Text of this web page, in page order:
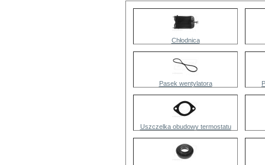
Chłodnica
Pasek wentylatora
Uszczelka obudowy termostatu